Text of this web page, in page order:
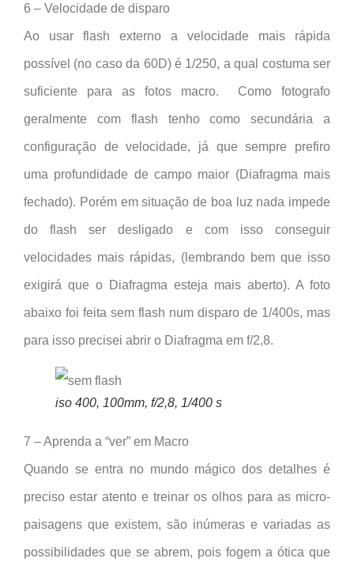
6 – Velocidade de disparo
Ao usar flash externo a velocidade mais rápida
possível (no caso da 60D) é 1/250, a qual costuma ser
suficiente para as fotos macro. Como fotografo
geralmente com flash tenho como secundária a
configuração de velocidade, já que sempre prefiro
uma profundidade de campo maior (Diafragma mais
fechado). Porém em situação de boa luz nada impede
do flash ser desligado e com isso conseguir
velocidades mais rápidas, (lembrando bem que isso
exigirá que o Diafragma esteja mais aberto). A foto
abaixo foi feita sem flash num disparo de 1/400s, mas
para isso precisei abrir o Diafragma em f/2,8.
iso 400, 100mm, f/2,8, 1/400 s
7 – Aprenda a “ver” em Macro
Quando se entra no mundo mágico dos detalhes é
preciso estar atento e treinar os olhos para as micro-
paisagens que existem, são inúmeras e variadas as
possibilidades que se abrem, pois fogem a ótica que